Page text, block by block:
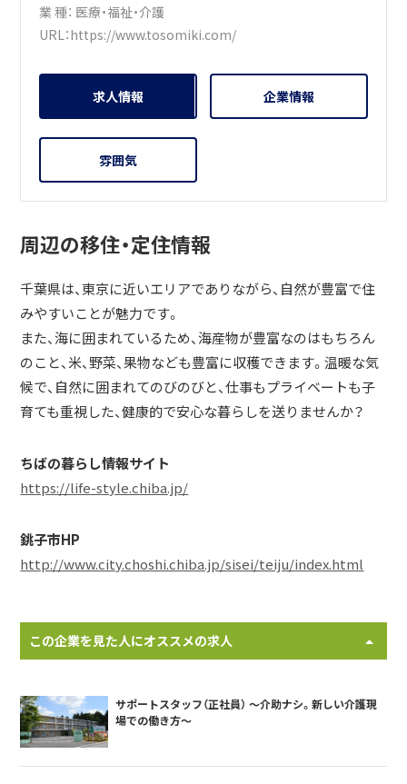
業 種： 医療・福祉・介護
URL：https://www.tosomiki.com/
求人情報 企業情報
雰囲気
周辺の移住・定住情報
千葉県は、東京に近いエリアでありながら、自然が豊富で住
みやすいことが魅力です。
また、海に囲まれているため、海産物が豊富なのはもちろん
のこと、米、野菜、果物なども豊富に収穫できます。温暖な気
候で、自然に囲まれてのびのびと、仕事もプライベートも子
育ても重視した、健康的で安心な暮らしを送りませんか？
ちばの暮らし情報サイト
https://life-style.chiba.jp/
銚子市HP
http://www.city.choshi.chiba.jp/sisei/teiju/index.html
この企業を見た人にオススメの求人
サポートスタッフ（正社員） ～介助ナシ。新しい介護現
場での働き方～